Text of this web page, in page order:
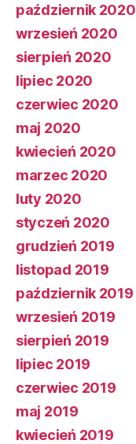
październik 2020
wrzesień 2020
sierpień 2020
lipiec 2020
czerwiec 2020
maj 2020
kwiecień 2020
marzec 2020
luty 2020
styczeń 2020
grudzień 2019
listopad 2019
październik 2019
wrzesień 2019
sierpień 2019
lipiec 2019
czerwiec 2019
maj 2019
kwiecień 2019